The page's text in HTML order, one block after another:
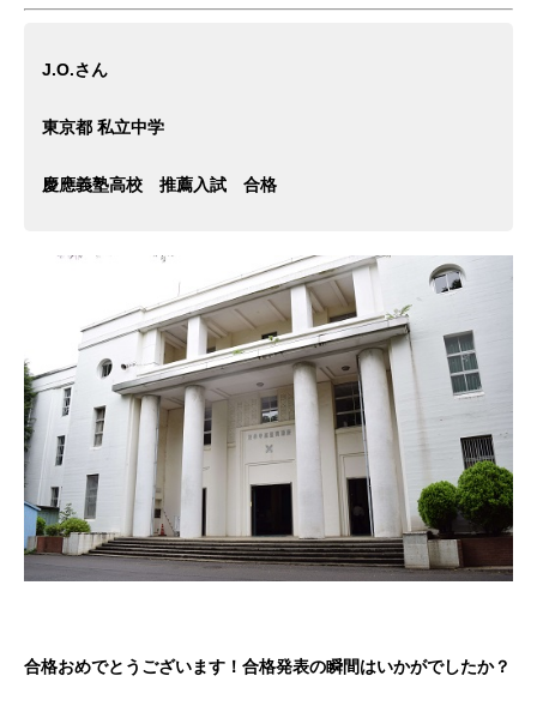
J.O.さん
東京都 私立中学
慶應義塾高校 推薦入試 合格
合格おめでとうございます！合格発表の瞬間はいかがでしたか？